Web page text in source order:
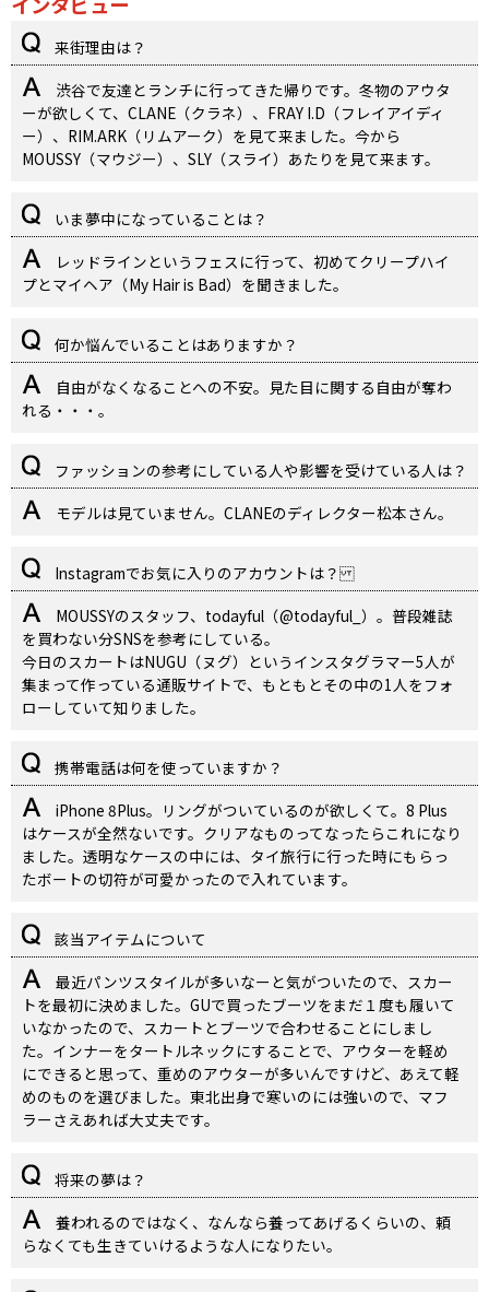
来街理由は？
渋谷で友達とランチに行ってきた帰りです。冬物のアウタ
ーが欲しくて、CLANE（クラネ）、FRAY I.D（フレイアイディ
ー）、RIM.ARK（リムアーク）を見て来ました。今から
MOUSSY（マウジー）、SLY（スライ）あたりを見て来ます。
いま夢中になっていることは？
レッドラインというフェスに行って、初めてクリープハイ
プとマイヘア（My Hair is Bad）を聞きました。
何か悩んでいることはありますか？
自由がなくなることへの不安。見た目に関する自由が奪わ
れる・・・。
ファッションの参考にしている人や影響を受けている人は？
モデルは見ていません。CLANEのディレクター松本さん。
Instagramでお気に入りのアカウントは？
MOUSSYのスタッフ、todayful（@todayful_）。普段雑誌
を買わない分SNSを参考にしている。
今日のスカートはNUGU（ヌグ）というインスタグラマー5人が
集まって作っている通販サイトで、もともとその中の1人をフォ
ローしていて知りました。
携帯電話は何を使っていますか？
iPhone 8Plus。リングがついているのが欲しくて。8 Plus
はケースが全然ないです。クリアなものってなったらこれになり
ました。透明なケースの中には、タイ旅行に行った時にもらっ
たボートの切符が可愛かったので入れています。
該当アイテムについて
最近パンツスタイルが多いなーと気がついたので、スカー
トを最初に決めました。GUで買ったブーツをまだ１度も履いて
いなかったので、スカートとブーツで合わせることにしまし
た。インナーをタートルネックにすることで、アウターを軽め
にできると思って、重めのアウターが多いんですけど、あえて軽
めのものを選びました。東北出身で寒いのには強いので、マフ
ラーさえあれば大丈夫です。
将来の夢は？
養われるのではなく、なんなら養ってあげるくらいの、頼
らなくても生きていけるような人になりたい。